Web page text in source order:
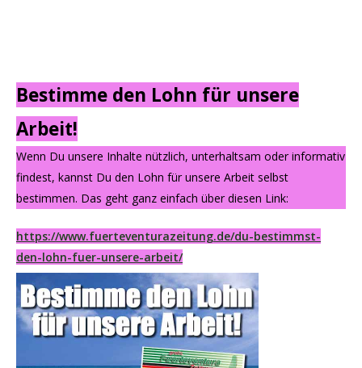
Bestimme den Lohn für unsere
Arbeit!
Wenn Du unsere Inhalte nützlich, unterhaltsam oder informativ
findest, kannst Du den Lohn für unsere Arbeit selbst
bestimmen. Das geht ganz einfach über diesen Link:
https://www.fuerteventurazeitung.de/du-bestimmst-
den-lohn-fuer-unsere-arbeit/